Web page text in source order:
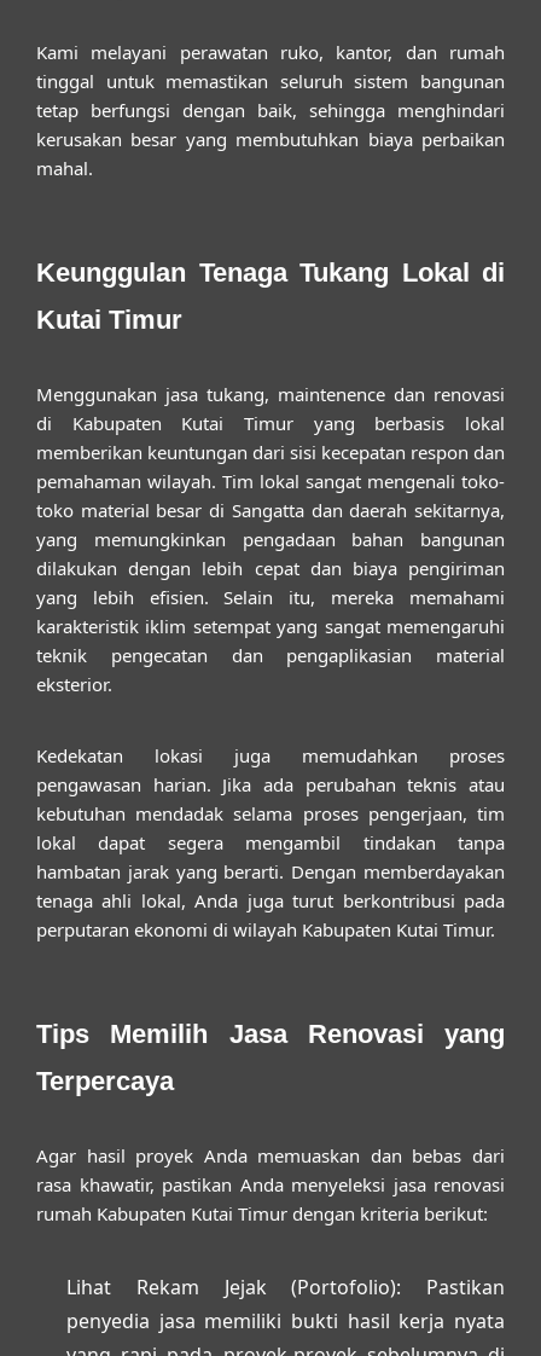
Kami melayani perawatan ruko, kantor, dan rumah
tinggal untuk memastikan seluruh sistem bangunan
tetap berfungsi dengan baik, sehingga menghindari
kerusakan besar yang membutuhkan biaya perbaikan
mahal.
Keunggulan Tenaga Tukang Lokal di
Kutai Timur
Menggunakan jasa tukang, maintenence dan renovasi
di Kabupaten Kutai Timur yang berbasis lokal
memberikan keuntungan dari sisi kecepatan respon dan
pemahaman wilayah. Tim lokal sangat mengenali toko-
toko material besar di Sangatta dan daerah sekitarnya,
yang memungkinkan pengadaan bahan bangunan
dilakukan dengan lebih cepat dan biaya pengiriman
yang lebih efisien. Selain itu, mereka memahami
karakteristik iklim setempat yang sangat memengaruhi
teknik pengecatan dan pengaplikasian material
eksterior.
Kedekatan lokasi juga memudahkan proses
pengawasan harian. Jika ada perubahan teknis atau
kebutuhan mendadak selama proses pengerjaan, tim
lokal dapat segera mengambil tindakan tanpa
hambatan jarak yang berarti. Dengan memberdayakan
tenaga ahli lokal, Anda juga turut berkontribusi pada
perputaran ekonomi di wilayah Kabupaten Kutai Timur.
Tips Memilih Jasa Renovasi yang
Terpercaya
Agar hasil proyek Anda memuaskan dan bebas dari
rasa khawatir, pastikan Anda menyeleksi jasa renovasi
rumah Kabupaten Kutai Timur dengan kriteria berikut:
Lihat Rekam Jejak (Portofolio): Pastikan
penyedia jasa memiliki bukti hasil kerja nyata